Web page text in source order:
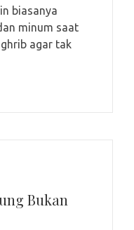
biasanya
minum saat
agar tak
Bukan